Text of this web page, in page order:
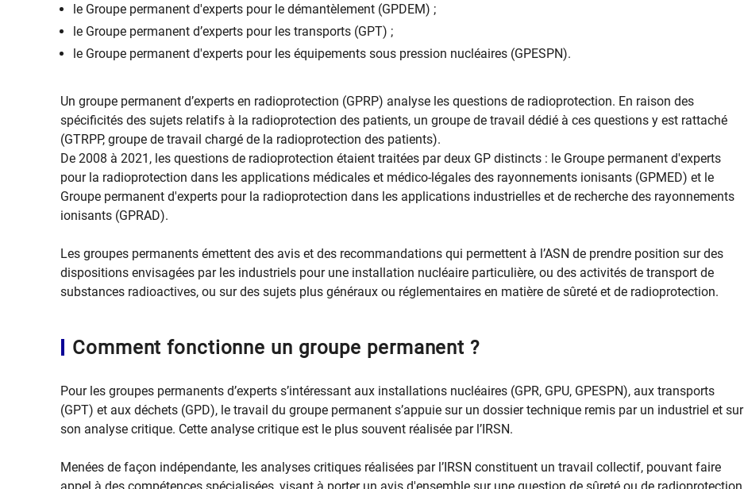
le Groupe permanent d'experts pour le démantèlement (GPDEM) ;
le Groupe permanent d’experts pour les transports (GPT) ;​
le Groupe permanent d'experts pour les équipements sous pression nucléaires (GPESPN).
Un groupe permanent d’experts en radioprotection (GPRP) analyse les questions de radioprotection. En raison des
spécificités des sujets relatifs à la radioprotection des patients, un groupe de travail dédié à ces questions y est rattaché
(GTRPP, groupe de travail chargé de la radioprotection des patients).
De 2008 à 2021, les questions de radioprotection étaient traitées par deux GP distincts : le Groupe permanent d'experts
pour la radioprotection dans les applications médicales et médico-légales des rayonnements ionisants (GPMED) et le
Groupe permanent d'experts pour la radioprotection dans les applications industrielles et de recherche des rayonnements
ionisants (GPRAD).
Les groupes permanents émettent des avis et des recommandations qui permettent à l’ASN de prendre position sur des
dispositions envisagées par les industriels pour une installation nucléaire particulière, ou des activités de transport de
substances radioactives, ou sur des sujets plus généraux ou réglementaires en matière de sûreté et de radioprotection.
Comment fonctionne un groupe permanent ?
Pour les groupes permanents d’experts s’intéressant aux installations nucléaires (GPR, GPU, GPESPN), aux transports
(GPT) et aux déchets (GPD), le travail du groupe permanent s’appuie sur un dossier technique remis par un industriel et sur
son analyse critique. Cette analyse critique est le plus souvent réalisée par l’IRSN.
Menées de façon indépendante, les analyses critiques réalisées par l’IRSN constituent un travail collectif, pouvant faire
appel à des compétences spécialisées, visant à porter un avis d'ensemble sur une question de sûreté ou de radioprotection